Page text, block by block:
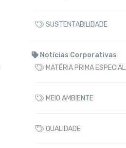
SUSTENTABILIDADE
Notícias Corporativas
MATÉRIA PRIMA ESPECIAL
MEIO AMBIENTE
QUALIDADE